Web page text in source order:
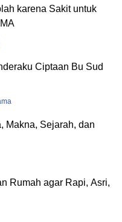
karena Sakit untuk
Ciptaan Bu Sud
Makna, Sejarah, dan
Rumah agar Rapi, Asri,